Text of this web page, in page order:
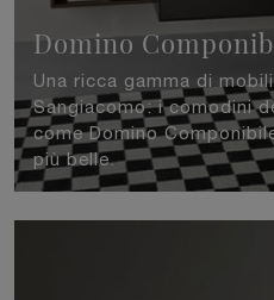
Domino
Una ricca gamma di
Sangiacomo: i comodini
come Domino
più belle.